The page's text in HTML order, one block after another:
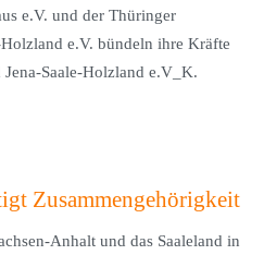
Zusammengehörigkeit
Anhalt und das Saaleland in